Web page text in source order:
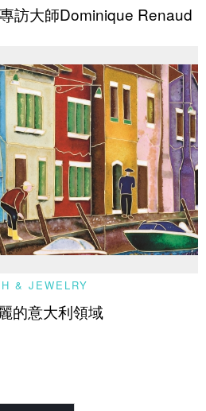
訪大師Dominique Renaud
& JEWELRY
的意大利領域